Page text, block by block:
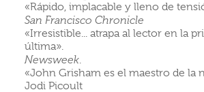
«Rápido, implacable y lleno de
San Francisco Chronicle
«Irresistible... atrapa al lector en la
última».
Newsweek.
«John Grisham es el maestro de la
Jodi Picoult